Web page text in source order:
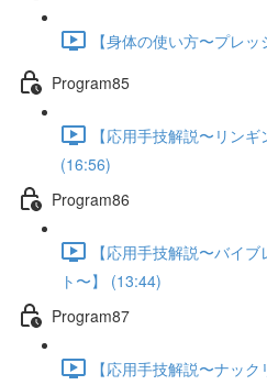
【身体の使い方〜プレ
Program85
【応用手技解説〜リン
(16:56)
Program86
【応用手技解説〜バイ
ト〜】 (13:44)
Program87
【応用手技解説〜ナッ